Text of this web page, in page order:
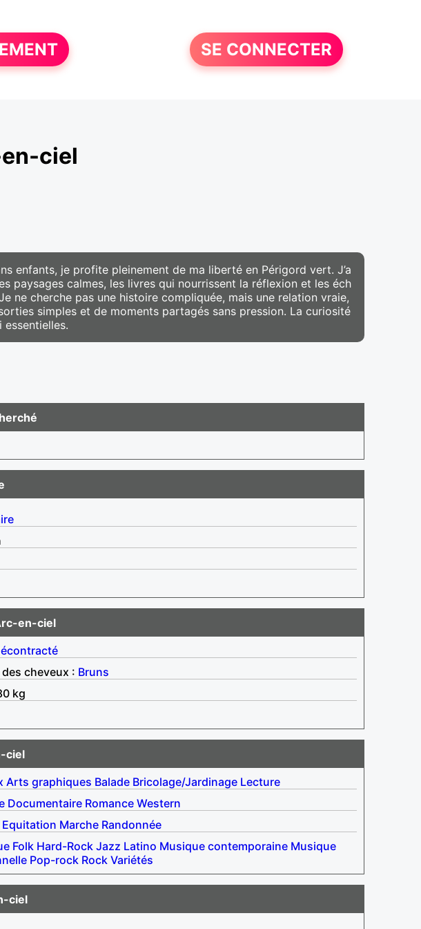
SE CONNECTER
ciel
enfants, je profite pleinement de ma liberté en Périgord vert. J’a
paysages calmes, les livres qui nourrissent la réflexion et les éch
ne cherche pas une histoire compliquée, mais une relation vraie,
simples et de moments partagés sans pression. La curiosité
en-ciel
cheveux : Bruns
kg
ciel
Arts graphiques Balade Bricolage/Jardinage Lecture
Documentaire Romance Western
Equitation Marche Randonnée
Folk Hard-Rock Jazz Latino Musique contemporaine Musique
Pop-rock Rock Variétés
ciel